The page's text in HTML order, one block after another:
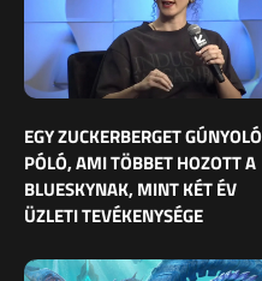
EGY ZUCKERBERGET GÚNYOLÓ
PÓLÓ, AMI TÖBBET HOZOTT A
BLUESKYNAK, MINT KÉT ÉV
ÜZLETI TEVÉKENYSÉGE